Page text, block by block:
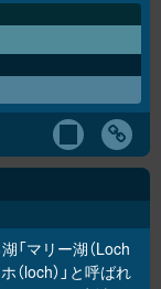
「マリー湖（Loch
（loch）」と呼ばれ